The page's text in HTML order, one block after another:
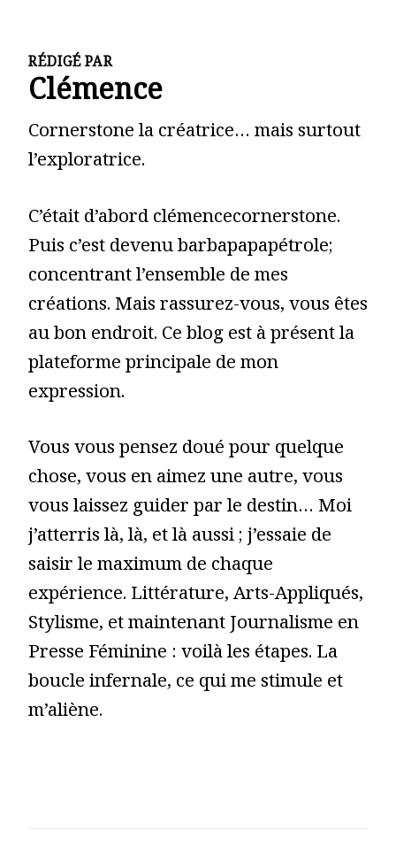
RÉDIGÉ PAR
Clémence
Cornerstone la créatrice… mais surtout
l’exploratrice.
C’était d’abord clémencecornerstone.
Puis c’est devenu barbapapapétrole;
concentrant l’ensemble de mes
créations. Mais rassurez-vous, vous êtes
au bon endroit. Ce blog est à présent la
plateforme principale de mon
expression.
Vous vous pensez doué pour quelque
chose, vous en aimez une autre, vous
vous laissez guider par le destin… Moi
j’atterris là, là, et là aussi ; j’essaie de
saisir le maximum de chaque
expérience. Littérature, Arts-Appliqués,
Stylisme, et maintenant Journalisme en
Presse Féminine : voilà les étapes. La
boucle infernale, ce qui me stimule et
m’aliène.